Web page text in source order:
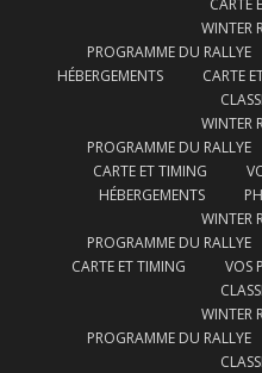
WINTER
PROGRAMME DU RALLYE
HÉBERGEMENTS
CARTE
WINTER
PROGRAMME DU RALLYE
CARTE ET TIMING
HÉBERGEMENTS
WINTER
PROGRAMME DU RALLYE
CARTE ET TIMING
VOS
WINTER
PROGRAMME DU RALLYE